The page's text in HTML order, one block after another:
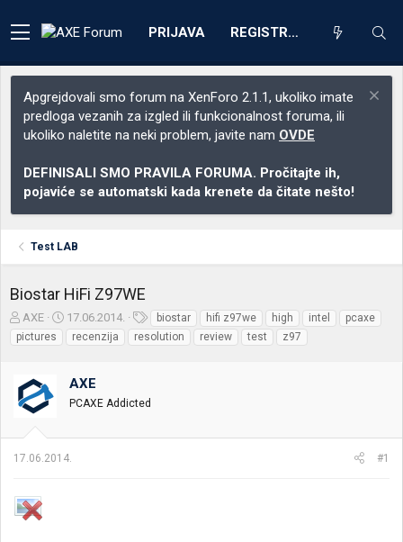
PRIJAVA REGISTRACIJA
Apgrejdovali smo forum na XenForo 2.1.1, ukoliko imate
predloga vezanih za izgled ili funkcionalnost foruma, ili
ukoliko naletite na neki problem, javite nam OVDE
DEFINISALI SMO PRAVILA FORUMA. Pročitajte ih,
pojaviće se automatski kada krenete da čitate nešto!
Test LAB
Biostar HiFi Z97WE
Z
a
č
t
n
e
e
AXE
D
a
m
p
e
17.06.2014.
z
n
e
biostar hifi z97we high intel
pcaxe
pictures
recenzija resolution review test z97
AXE
PCAXE Addicted
17.06.2014. #1